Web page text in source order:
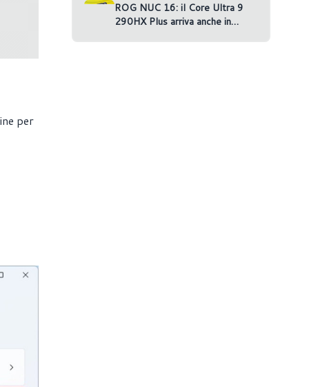
per
ROG NUC 16: il Core Ultra 9
290HX Plus arriva anche in